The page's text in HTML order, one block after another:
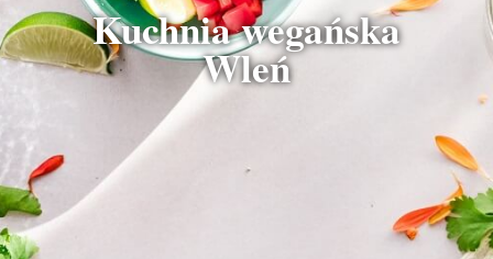
Kuchnia wegańska
Wleń